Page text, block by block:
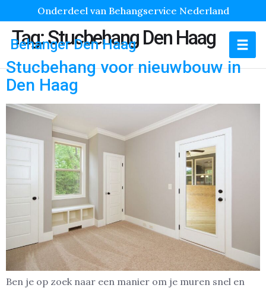
Onderdeel van Behangservice Nederland
Behanger Den Haag
Tag:Stucbehang Den Haag
Stucbehang voor nieuwbouw in
Den Haag
Ben je op zoek naar een manier om je muren snel en